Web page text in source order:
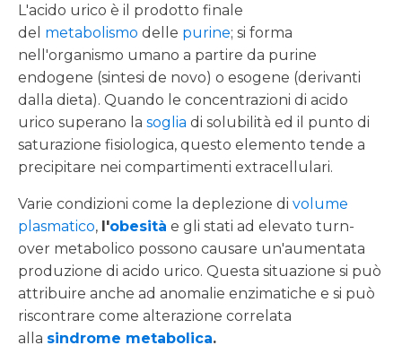
L'acido urico è il prodotto finale
del metabolismo delle purine; si forma
nell'organismo umano a partire da purine
endogene (sintesi de novo) o esogene (derivanti
dalla dieta). Quando le concentrazioni di acido
urico superano la soglia di solubilità ed il punto di
saturazione fisiologica, questo elemento tende a
precipitare nei compartimenti extracellulari.
Varie condizioni come la deplezione di volume
plasmatico, l'obesità e gli stati ad elevato turn-
over metabolico possono causare un'aumentata
produzione di acido urico. Questa situazione si può
attribuire anche ad anomalie enzimatiche e si può
riscontrare come alterazione correlata
alla sindrome metabolica.